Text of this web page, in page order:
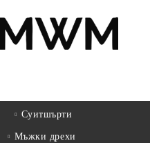
Суитшърти
Мъжки дрехи